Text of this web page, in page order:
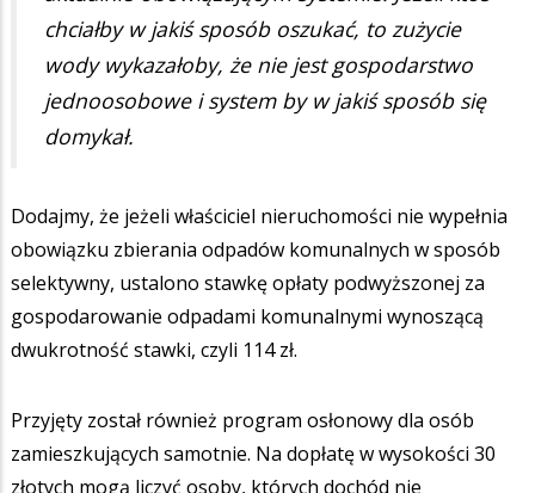
chciałby w jakiś sposób oszukać, to zużycie
wody wykazałoby, że nie jest gospodarstwo
jednoosobowe i system by w jakiś sposób się
domykał.
Dodajmy, że jeżeli właściciel nieruchomości nie wypełnia
obowiązku zbierania odpadów komunalnych w sposób
selektywny, ustalono stawkę opłaty podwyższonej za
gospodarowanie odpadami komunalnymi wynoszącą
dwukrotność stawki, czyli 114 zł.
Przyjęty został również program osłonowy dla osób
zamieszkujących samotnie. Na dopłatę w wysokości 30
złotych mogą liczyć osoby, których dochód nie